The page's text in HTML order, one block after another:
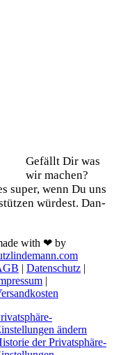
Gefällt Dir was
wir machen?
super, wenn Du uns
wür­dest. Dan­
with ❤ by
| Datenschutz |
|
ändern
der Privatsphäre-